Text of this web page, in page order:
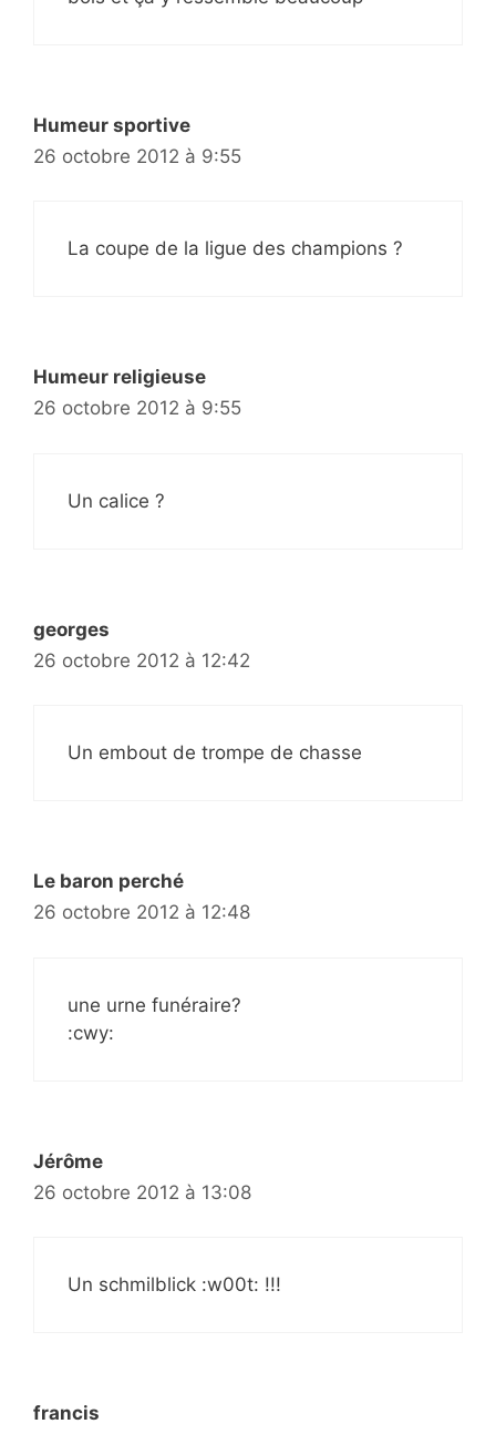
Humeur sportive
26 octobre 2012 à 9:55
La coupe de la ligue des champions ?
Humeur religieuse
26 octobre 2012 à 9:55
Un calice ?
georges
26 octobre 2012 à 12:42
Un embout de trompe de chasse
Le baron perché
26 octobre 2012 à 12:48
une urne funéraire?
:cwy:
Jérôme
26 octobre 2012 à 13:08
Un schmilblick :w00t: !!!
francis